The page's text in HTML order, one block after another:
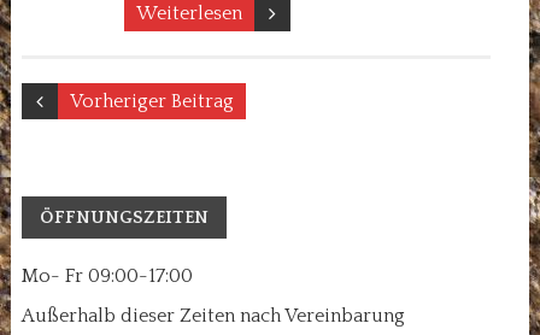
Weiterlesen
Vorheriger Beitrag
ÖFFNUNGSZEITEN
Mo- Fr 09:00-17:00
Außerhalb dieser Zeiten nach Vereinbarung